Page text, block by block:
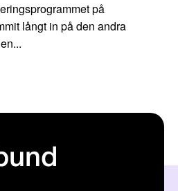
på
långt in på den andra